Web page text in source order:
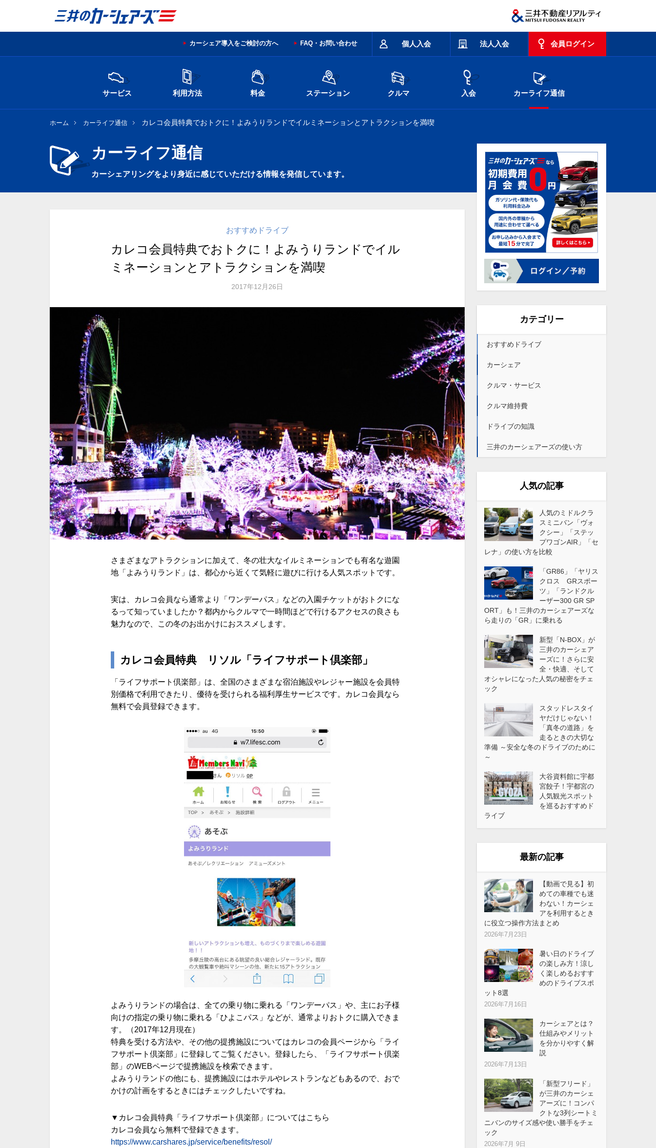
個人入会 法人入会 会員ログイン
カーシェア導入をご検討の方へ FAQ・お問い合わせ
サービス 利用方法 料金 ステーション クルマ 入会 カーライフ通信
ホーム カーライフ通信 カレコ会員特典でおトクに！よみうりランドでイルミネーションとアトラクションを満喫
カーライフ通信
カーシェアリングをより身近に感じていただける情報を発信しています。
おすすめドライブ
カレコ会員特典でおトクに！よみうりランドでイル
ミネーションとアトラクションを満喫
2017年12月26日
さまざまなアトラクションに加えて、冬の壮大なイルミネーションでも有名な遊園
地「よみうりランド」は、都心から近くて気軽に遊びに行ける人気スポットです。
実は、カレコ会員なら通常より「ワンデーパス」などの入園チケットがおトクにな
るって知っていましたか？都内からクルマで一時間ほどで行けるアクセスの良さも
魅力なので、この冬のお出かけにおススメします。
カレコ会員特典 リソル「ライフサポート倶楽部」
「ライフサポート倶楽部」は、全国のさまざまな宿泊施設やレジャー施設を会員特
別価格で利用できたり、優待を受けられる福利厚生サービスです。カレコ会員なら
無料で会員登録できます。
よみうりランドの場合は、全ての乗り物に乗れる「ワンデーパス」や、主にお子様
向けの指定の乗り物に乗れる「ひよこパス」などが、通常よりおトクに購入できま
す。（2017年12月現在）
特典を受ける方法や、その他の提携施設についてはカレコの会員ページから「ライ
フサポート倶楽部」に登録してご覧ください。登録したら、「ライフサポート倶楽
部」のWEBページで提携施設を検索できます。
よみうりランドの他にも、提携施設にはホテルやレストランなどもあるので、おで
かけの計画をするときにはチェックしたいですね。
▼カレコ会員特典「ライフサポート倶楽部」についてはこちら
カレコ会員なら無料で登録できます。
https://www.carshares.jp/service/benefits/resol/
カテゴリー
おすすめドライブ
カーシェア
クルマ・サービス
クルマ維持費
ドライブの知識
三井のカーシェアーズの使い方
人気の記事
人気のミドルクラ
スミニバン「ヴォ
クシー」「ステッ
プワゴンAIR」「セ
レナ」の使い方を比較
「GR86」「ヤリス
クロス GRスポー
ツ」「ランドクル
ーザー300 GR SP
ORT」も！三井のカーシェアーズな
ら走りの「GR」に乗れる
新型「N-BOX」が
三井のカーシェア
ーズに！さらに安
全・快適、そして
オシャレになった人気の秘密をチェ
ック
スタッドレスタイ
ヤだけじゃない！
「真冬の道路」を
走るときの大切な
準備 ～安全な冬のドライブのために
～
大谷資料館に宇都
宮餃子！宇都宮の
人気観光スポット
を巡るおすすめド
ライブ
最新の記事
【動画で見る】初
めての車種でも迷
わない！カーシェ
アを利用するとき
に役立つ操作方法まとめ
2026年7月23日
暑い日のドライブ
の楽しみ方！涼し
く楽しめるおすす
めのドライブスポ
ット8選
2026年7月16日
カーシェアとは？
仕組みやメリット
を分かりやすく解
説
2026年7月13日
「新型フリード」
が三井のカーシェ
アーズに！コンパ
クトな3列シートミ
ニバンのサイズ感や使い勝手をチェ
ック
2026年7月 9日